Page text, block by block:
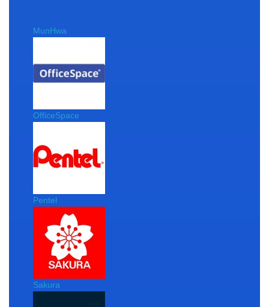
MunHwa
OfficeSpace
Pentel
Sakura